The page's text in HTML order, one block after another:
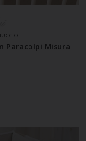
Paracolpi Misura